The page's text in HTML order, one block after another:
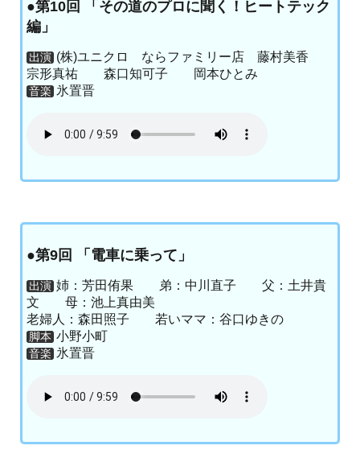
●第10回 「その道のプロに聞く！ヒートテック
編」
出演 (株)ユニクロ ならファミリー店 藤村美香
宗形真祐 森口知可子 岡本ひとみ
音楽 氷置晋
●第9回 「電車に乗って」
出演 姉：芳田侑果 弟：中川直子 父：土井貴
文 母：池上真由美
老婦人：森田照子 若いママ：谷口ゆきの
脚本 小野小町
音楽 氷置晋